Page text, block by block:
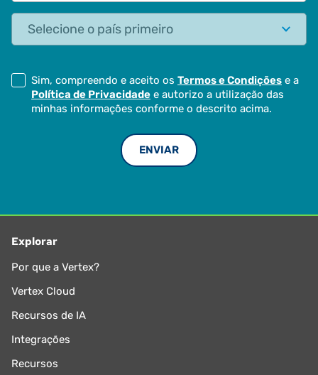
Estado
Sim, compreendo e aceito os Termos e Condições e a
Política de Privacidade e autorizo a utilização das
minhas informações conforme o descrito acima.
Explorar
Por que a Vertex?
Vertex Cloud
Recursos de IA
Integrações
Recursos